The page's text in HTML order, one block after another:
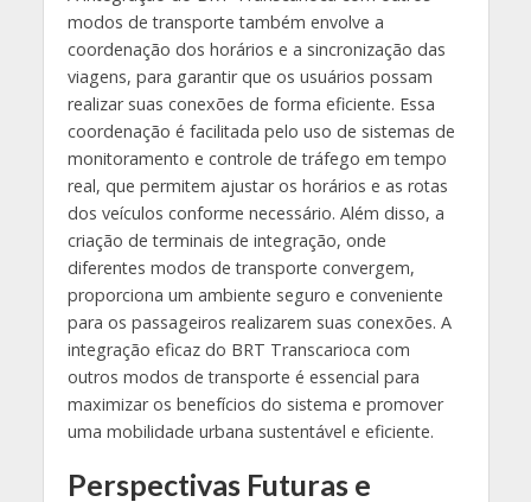
modos de transporte também envolve a
coordenação dos horários e a sincronização das
viagens, para garantir que os usuários possam
realizar suas conexões de forma eficiente. Essa
coordenação é facilitada pelo uso de sistemas de
monitoramento e controle de tráfego em tempo
real, que permitem ajustar os horários e as rotas
dos veículos conforme necessário. Além disso, a
criação de terminais de integração, onde
diferentes modos de transporte convergem,
proporciona um ambiente seguro e conveniente
para os passageiros realizarem suas conexões. A
integração eficaz do BRT Transcarioca com
outros modos de transporte é essencial para
maximizar os benefícios do sistema e promover
uma mobilidade urbana sustentável e eficiente.
Perspectivas Futuras e